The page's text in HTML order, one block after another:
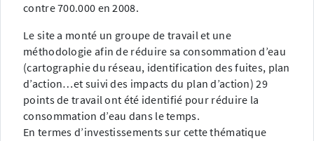
contre 700.000 en 2008.
Le site a monté un groupe de travail et une
méthodologie afin de réduire sa consommation d’eau
(cartographie du réseau, identification des fuites, plan
d’action…et suivi des impacts du plan d’action) 29
points de travail ont été identifié pour réduire la
consommation d’eau dans le temps.
En termes d’investissements sur cette thématique